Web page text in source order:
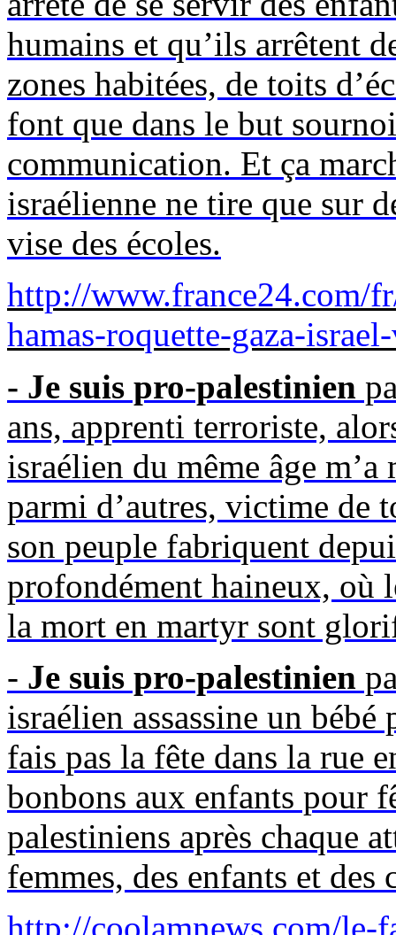
humains et qu’ils arrêtent
zones habitées, de toits
font que dans le but
communication. Et ça
israélienne ne tire que sur
vise des écoles.
http://www.france24.com/
hamas-roquette-gaza-
- Je suis pro-palestinien
ans, apprenti terroriste,
israélien du même âge
parmi d’autres, victime de
son peuple fabriquent
profondément haineux, où
la mort en martyr sont
- Je suis pro-palestinien
israélien assassine un
fais pas la fête dans la rue
bonbons aux enfants pour
palestiniens après chaque
femmes, des enfants et